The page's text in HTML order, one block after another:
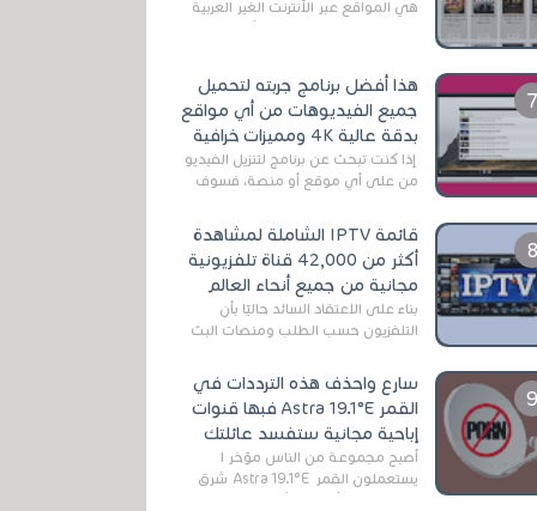
هي المواقع عبر الأنترنت الغير العربية
التي تقدم خدمة تحميل الأفلام على
هذا أفضل برنامج جربته لتحميل
جميع الفيديوهات من أي مواقع
بدقة عالية 4K ومميزات خرافية
إذا كنت تبحث عن برنامج لتنزيل الفيديو
من على أي موقع أو منصة، فسوف
الخاصة بالبرامج والتطبيقات في هذا
المج...
قائمة IPTV الشاملة لمشاهدة
أكثر من 42,000 قناة تلفزيونية
مجانية من جميع أنحاء العالم
بناءً على الاعتقاد السائد حاليًا بأن
التلفزيون حسب الطلب ومنصات البث
سارع واحذف هذه الترددات في
القمر Astra 19.1°E فبها قنوات
إباحية مجانية ستفسد عائلتك
أصبح مجموعة من الناس مؤخر ا
يستعملون القمر Astra 19.1°E شرق